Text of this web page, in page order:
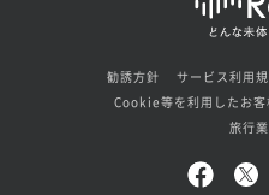
勧誘方針 サービス利用
Cookie等を利用したお客
旅行